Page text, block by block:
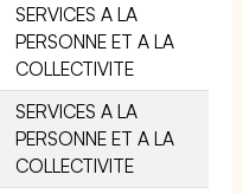
SERVICES A LA
PERSONNE ET A LA
COLLECTIVITE
SERVICES A LA
PERSONNE ET A LA
COLLECTIVITE